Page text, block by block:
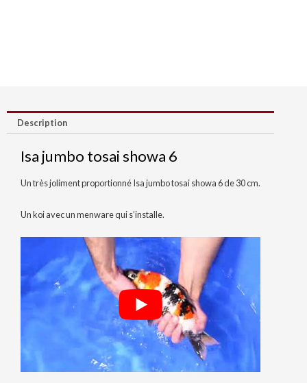
Description
Isa jumbo tosai showa 6
Un très joliment proportionné Isa jumbo tosai showa 6 de 30 cm.
Un koi avec un menware qui s’installe.